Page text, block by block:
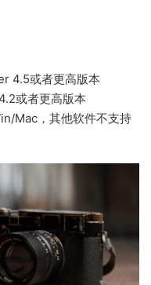
4.5或者更高版本
或者更高版本
Mac，其他软件不支持